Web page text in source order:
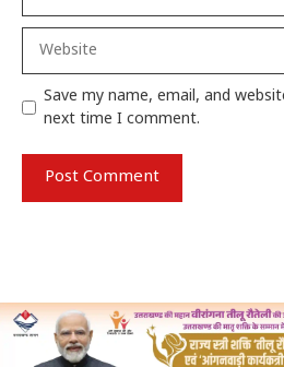
Website
Save my name, email, and
next time I comment.